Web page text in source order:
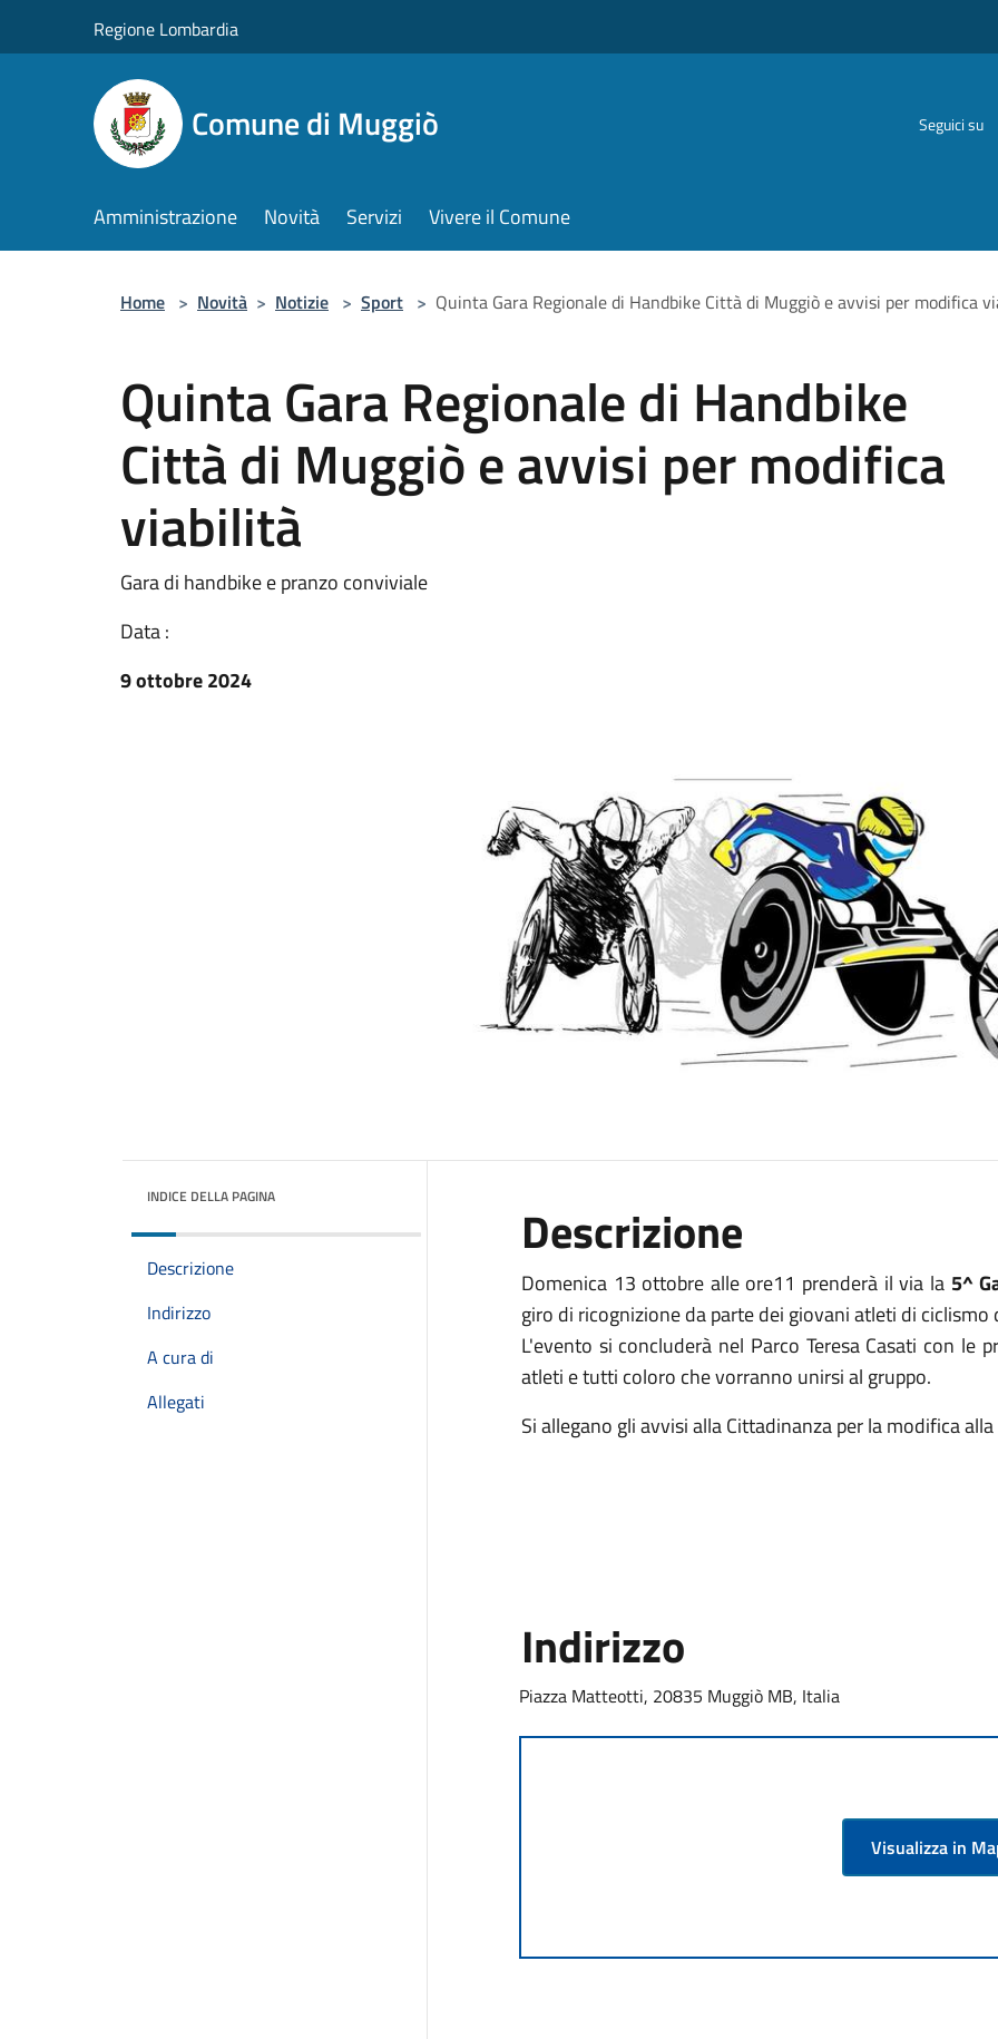
Regione Lombardia
Comune di Muggiò Seguici su
Amministrazione Novità Servizi Vivere il Comune
Home > Novità > Notizie > Sport > Quinta Gara Regionale di Handbike Città di Muggiò e avvisi per modifica
Quinta Gara Regionale di Handbike
Città di Muggiò e avvisi per modifica
viabilità
Gara di handbike e pranzo conviviale
Data :
9 ottobre 2024
INDICE DELLA PAGINA
Descrizione
Indirizzo
A cura di
Allegati
Descrizione
Domenica 13 ottobre alle ore11 prenderà il via la5^
giro di ricognizione da parte dei giovani atleti di ciclismo
L'evento si concluderà nel Parco Teresa Casati con le
atleti e tutti coloro che vorranno unirsi al gruppo.
Si allegano gli avvisi alla Cittadinanza per la modifica
Indirizzo
Piazza Matteotti, 20835 Muggiò MB, Italia
Visualizza in